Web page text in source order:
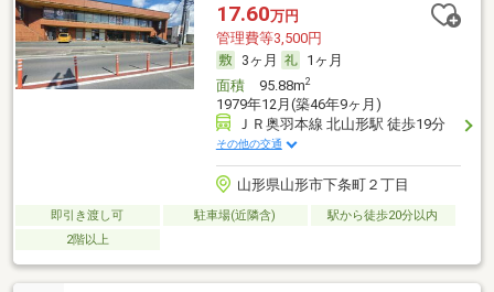
17.60万円
管理費等3,500円
3ヶ月
1ヶ月
面積95.88m2
1979年12月(築46年9ヶ月)
ＪＲ奥羽本線 北山形駅 徒歩19分
その他の交通
山形県山形市下条町２丁目
即引き渡し可 駐車場(近隣含)
駅から徒歩20分以内
2階以上